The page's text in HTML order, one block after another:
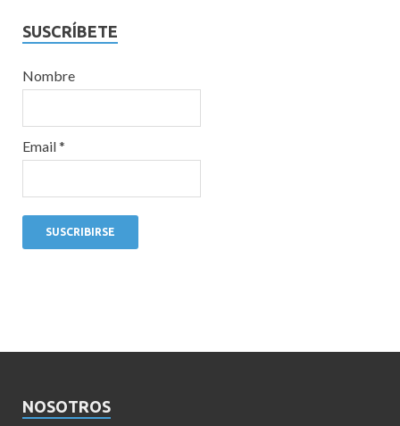
SUSCRÍBETE
Nombre
Email *
NOSOTROS